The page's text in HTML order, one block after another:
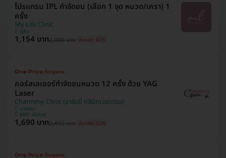
โปรแกรม IPL กำจัดขน (เลือก 1 จุด หนวด/เครา) 1
ครั้ง
My Life Clinic
ดุสิต
1,154 บาท2,000 บาท ประหยัด 42%
คอร์สเลเซอร์กำจัดขนหนวด 12 ครั้ง ด้วย YAG
Laser
Charmmy Clinic (ชาร์มมี่ คลินิกเวชกรรม)
บางเขน
MRT มัยลาภ
1,690 บาท2,490 บาท ประหยัด 32%